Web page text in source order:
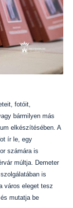
fotóit,
bármilyen más
elkészítésében. A
ír le, egy
számára is
múltja. Demeter
is
város eleget tesz
mutatja be